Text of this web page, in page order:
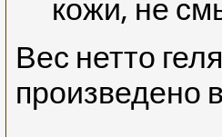
кожи, не
Вес нетто
произведено